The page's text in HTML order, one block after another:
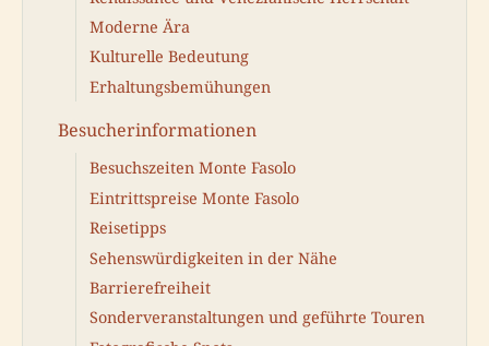
Moderne Ära
Kulturelle Bedeutung
Erhaltungsbemühungen
Besucherinformationen
Besuchszeiten Monte Fasolo
Eintrittspreise Monte Fasolo
Reisetipps
Sehenswürdigkeiten in der Nähe
Barrierefreiheit
Sonderveranstaltungen und geführte Touren